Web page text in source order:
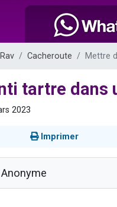
2 nouvelles
4 personnes
Cacheroute Mettre
tartre dans
2023
Imprimer